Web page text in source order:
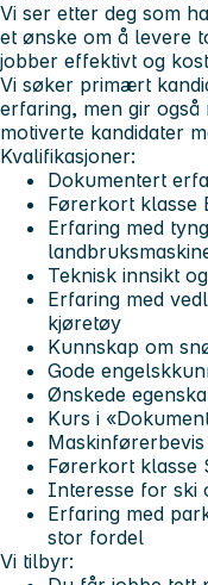
Vi ser etter deg som
et ønske om å levere
jobber effektivt og
Vi søker primært
erfaring, men gir
motiverte kandidater
Kvalifikasjoner:
Dokumentert
Førerkort klasse
Erfaring med
Teknisk innsikt
Erfaring med
kjøretøy
Kunnskap om
Gode
Ønskede
Kurs i
Maskinførerbevis
Førerkort klasse
Interesse for ski
Erfaring med
stor fordel
Vi tilbyr: